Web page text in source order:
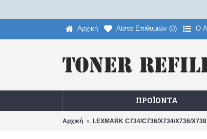
Αρχική Λίστα Επιθυμιών (0) O
ΠΡΟΪΌΝΤΑ
Αρχική LEXMARK C734/C736/X734/X736/